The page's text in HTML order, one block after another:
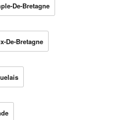
De-Bretagne
De-Bretagne